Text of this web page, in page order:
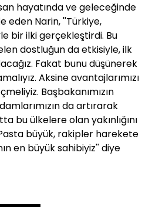
hayatında ve geleceğinde
eden Narin, ''Türkiye,
bir ilki gerçekleştirdi. Bu
dostluğun da etkisiyle, ilk
Fakat bunu düşünerek
Aksine avantajlarımızı
Başbakanımızın
da artırarak
bu ülkelere olan yakınlığını
büyük, rakipler harekete
en büyük sahibiyiz'' diye